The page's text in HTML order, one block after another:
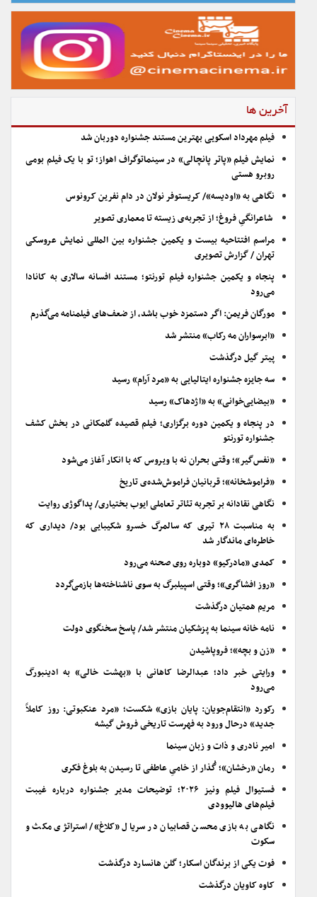
آخرین ها
فیلم مهرداد اسکویی بهترین مستند جشنواره دوربان شد
نمایش فیلم «پاتر پانچالی» در سینماتوگراف اهواز؛ تو با یک فیلم بومی
روبرو هستی
نگاهی به «اودیسه»/ کریستوفر نولان در دام نفرین کرونوس
شاعرانگیِ فروغ؛ از تجربه‌ی زیسته تا معماری تصویر
مراسم افتتاحیه بیست و یکمین جشنواره بین المللی نمایش عروسکی
تهران / گزارش تصویری
پنجاه و یکمین جشنواره فیلم تورنتو؛ مستند افسانه سالاری به کانادا
می‌رود
مورگان فریمن: اگر دستمزد خوب باشد، از ضعف‌های فیلمنامه می‌گذرم
«ابرسواران مه رکاب» منتشر شد
پیتر گیل درگذشت
سه جایزه جشنواره ایتالیایی به «مرد آرام» رسید
«بیضایی‌خوانی» به «اژدهاک» رسید
در پنجاه و یکمین دوره برگزاری؛ فیلم قصیده گلمکانی در بخش کشف
جشنواره تورنتو
«نفس‌گیر»؛ وقتی بحران نه با ویروس که با انکار آغاز می‌شود
«فراموشخانه»؛ قربانیان فراموش‌شده‌ی تاریخ
نگاهی نقادانه بر تجربه تئاتر تعاملی ایوب بختیاری/ پداگوژی روایت
به مناسبت ۲۸ تیری که سالمرگ خسرو شکیبایی بود/ دیداری که
خاطره‌ای ماندگار شد
کمدی «مادرکیو» دوباره روی صحنه می‌رود
«روز افشاگری»؛ وقتی اسپیلبرگ به سوی ناشناخته‌ها بازمی‌گردد
مریم همتیان درگذشت
نامه خانه سینما به پزشکیان منتشر شد/ پاسخ سخنگوی دولت
«زن و بچه»؛ فروپاشیدن
ورایتی خبر داد؛ عبدالرضا کاهانی با «بهشت خالی» به ادینبورگ
می‌رود
رکورد «انتقام‌جویان: پایان بازی» شکست؛ «مرد عنکبوتی: روز کاملاً
جدید» درحال ورود به فهرست تاریخی فروش گیشه
امیر نادری و ذات و زبان سینما
رمان «رخشان»؛ گُذار از خامیِ عاطفی تا رسیدن به بلوغ فکری
فستیوال فیلم ونیز ۲۰۲۶؛ توضیحات مدیر جشنواره درباره غیبت
فیلم‌های هالیوودی
نگاهی به بازی محسن قصابیان در سریال «کلاغ»/ استراتژی مکث و
سکوت
فوت یکی از برندگان اسکار؛ گلن هانسارد درگذشت
کاوه کاویان درگذشت